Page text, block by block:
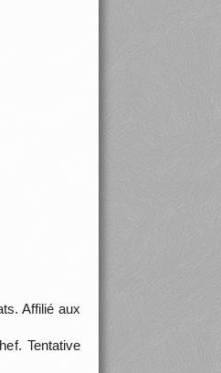
Affilié aux
Tentative